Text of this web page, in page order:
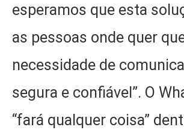
esperamos que esta
as pessoas onde quer
necessidade de
segura e confiável”. O
“fará qualquer coisa”